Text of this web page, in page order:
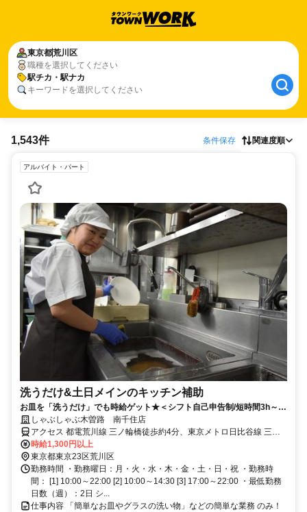
東京都荒川区
職種を選択してください
駅チカ・駅ナカ
キーワードを選択してください
1,543件 条件保存 関連度順
アルバイト・パート
洗うだけ&土日メインのキッチン補助
お皿を「洗うだけ」でも時給ゲット★＜シフト自己申告制/短時間3h～/
週2日～＞
しゃぶしゃぶ木曽路 南千住店
アクセス 都電荒川線 三ノ輪橋徒歩約4分、東京メトロ日比谷線 三ノ
輪3番口徒歩約5分、都電荒川線 荒川一中前徒歩約7分 日比谷線「三
ノ輪駅」徒歩約5分
時給1,300円以上
東京都東京23区荒川区
勤務時間 ・勤務曜日：月・火・水・木・金・土・日・祝 ・勤務時
間： [1] 10:00～22:00 [2] 10:00～14:30 [3] 17:00～22:00 ・最低勤務
日数（週）：2日 シ...
仕事内容 「簡単なお皿やグラスの洗い物」などの簡単な業務 のみ！